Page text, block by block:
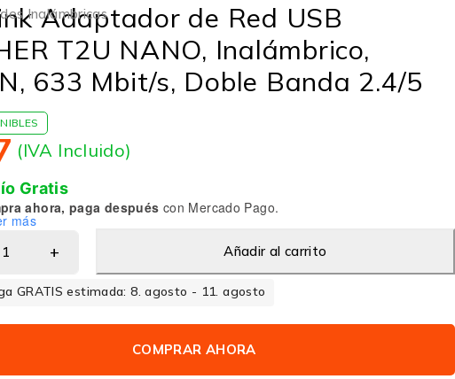
Inalámbricas
Adaptador de Red USB
T2U NANO, Inalámbrico,
633 Mbit/s, Doble Banda 2.4/5
(IVA Incluido)
Gratis
ahora, paga después con Mercado Pago.
más
Añadir al carrito
GRATIS estimada: 8. agosto - 11. agosto
COMPRAR AHORA